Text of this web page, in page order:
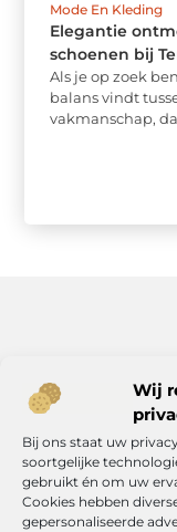
Wij
Bij ons staat uw
soortgelijke
gebruikt én om uw
Cookies hebben
gepersonaliseerde
Mode En Kleding
Elegantie
schoenen bij
Als je op zoek
balans vindt
vakmanschap,
Onze